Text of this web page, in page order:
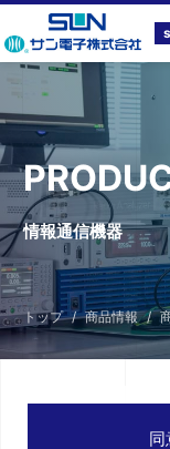
情報通信機器
トップ 商品情報
同